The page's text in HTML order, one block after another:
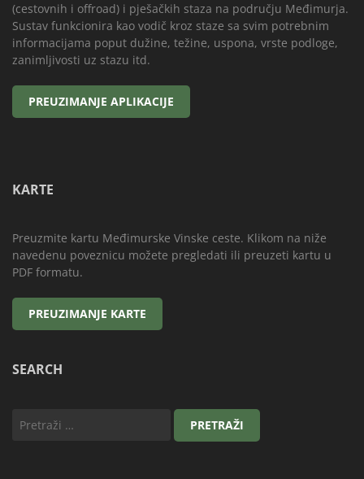
(cestovnih i offroad) i pješačkih staza na području Međimurja.
Sustav funkcionira kao vodič kroz staze sa svim potrebnim
informacijama poput dužine, težine, uspona, vrste podloge,
zanimljivosti uz stazu itd.
KARTE
Preuzmite kartu Međimurske Vinske ceste. Klikom na niže
navedenu poveznicu možete pregledati ili preuzeti kartu u
PDF formatu.
SEARCH